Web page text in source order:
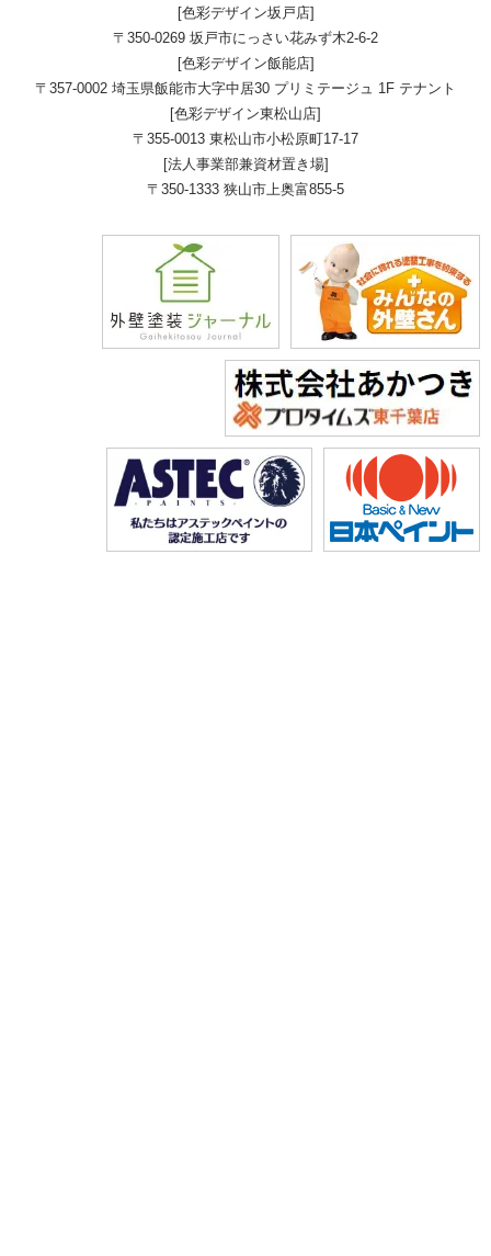
[色彩デザイン坂戸店]
〒350-0269 坂戸市にっさい花みず木2-6-2
[色彩デザイン飯能店]
〒357-0002 埼玉県飯能市大字中居30 プリミテージュ 1F テナント
[色彩デザイン東松山店]
〒355-0013 東松山市小松原町17-17
[法人事業部兼資材置き場]
〒350-1333 狭山市上奥富855-5